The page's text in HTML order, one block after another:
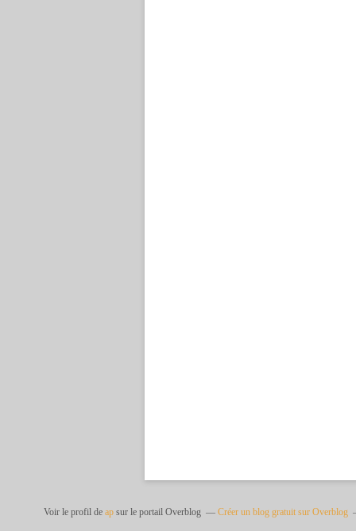
Voir le profil de ap sur le portail Overblog Créer un blog gratuit sur Overblog